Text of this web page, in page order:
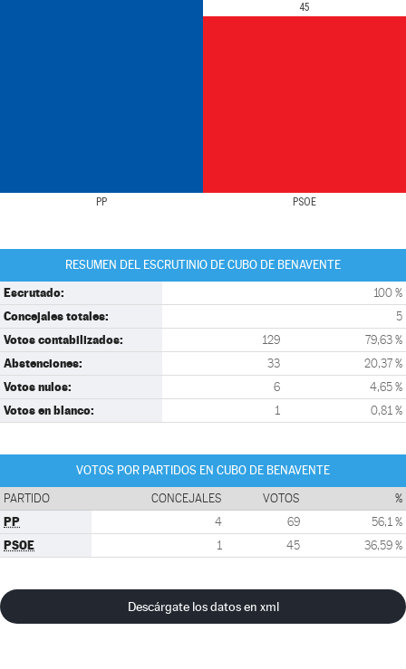
PP PSOE
45
RESUMEN DEL ESCRUTINIO DE CUBO DE BENAVENTE
Escrutado: 100 %
Concejales totales: 5
Votos contabilizados: 129 79,63 %
Abstenciones: 33 20,37 %
Votos nulos: 6 4,65 %
Votos en blanco: 1 0,81 %
VOTOS POR PARTIDOS EN CUBO DE BENAVENTE
PARTIDO CONCEJALES VOTOS %
PP 4 69 56,1 %
PSOE 1 45 36,59 %
Descárgate los datos en xml